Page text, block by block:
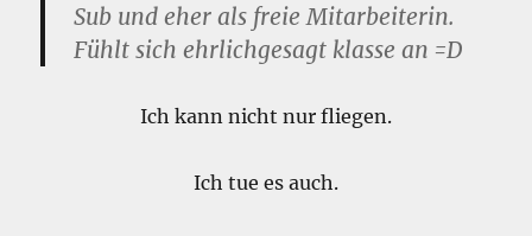
Sub und eher als freie Mitarbeiterin.
Fühlt sich ehrlichgesagt klasse an =D
Ich kann nicht nur fliegen.
Ich tue es auch.